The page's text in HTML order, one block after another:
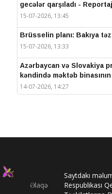
gecələr qarşıladı - Reportaj
15-07-2026, 13:45
Brüsselin planı: Bakıya
15-07-2026, 13:33
Azərbaycan və Slovakiya
kəndində məktəb
14-07-2026, 14:27
Prezidentlər Şuşada
Elməddin Behbud: “IV
beynəlxalq media
Əlaqə
Saytdakı
Respublikası